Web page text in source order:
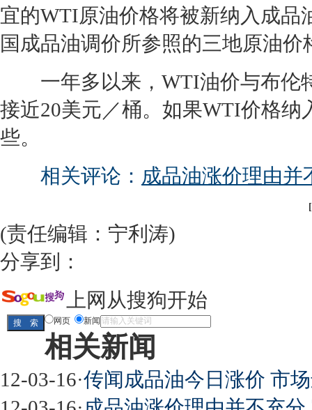
宜的WTI原油价格将被新纳入成品
国成品油调价所参照的三地原油价
一年多以来，WTI油价与布伦
接近20美元／桶。如果WTI价格
些。
相关评论： 成品油涨价理由并
[
(责任编辑：宁利涛)
分享到：
上网从搜狗开始
网页 新闻
相关新闻
12-03-16·传闻成品油今日涨价 市